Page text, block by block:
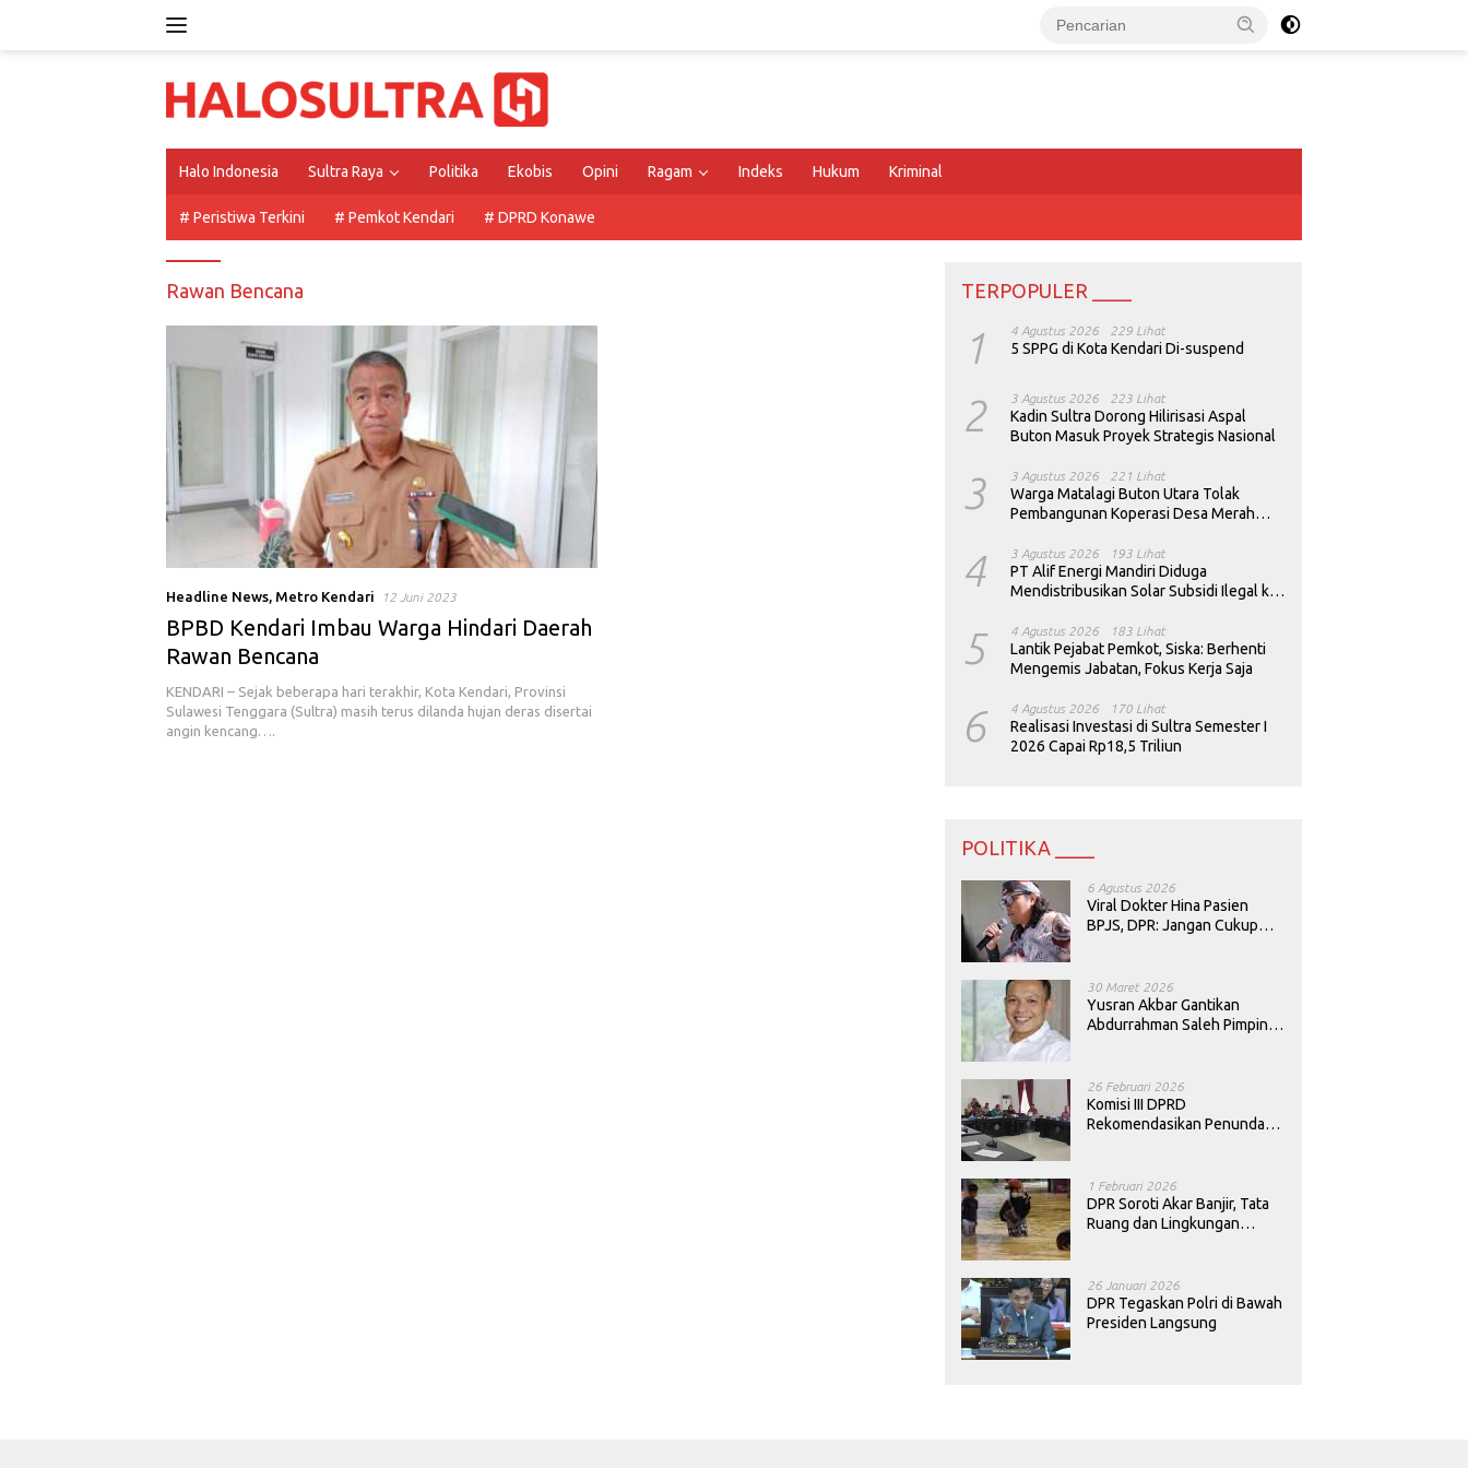
Halo Indonesia Sultra Raya Politika Ekobis Opini Ragam Indeks Hukum Kriminal
# Peristiwa Terkini # Pemkot Kendari # DPRD Konawe
Rawan Bencana
Headline News, Metro Kendari 12 Juni 2023
BPBD Kendari Imbau Warga Hindari Daerah
Rawan Bencana
KENDARI – Sejak beberapa hari terakhir, Kota Kendari, Provinsi
Sulawesi Tenggara (Sultra) masih terus dilanda hujan deras disertai
angin kencang….
TERPOPULER ____
1 4 Agustus 2026 229 Lihat
5 SPPG di Kota Kendari Di-suspend
2 3 Agustus 2026 223 Lihat
Kadin Sultra Dorong Hilirisasi Aspal
Buton Masuk Proyek Strategis Nasional
3 3 Agustus 2026 221 Lihat
Warga Matalagi Buton Utara Tolak
Pembangunan Koperasi Desa Merah
4 3 Agustus 2026 193 Lihat
PT Alif Energi Mandiri Diduga
Mendistribusikan Solar Subsidi Ilegal ke
5 4 Agustus 2026 183 Lihat
Lantik Pejabat Pemkot, Siska: Berhenti
Mengemis Jabatan, Fokus Kerja Saja
6 4 Agustus 2026 170 Lihat
Realisasi Investasi di Sultra Semester I
2026 Capai Rp18,5 Triliun
POLITIKA ____
6 Agustus 2026
Viral Dokter Hina Pasien
BPJS, DPR: Jangan Cukup
30 Maret 2026
Yusran Akbar Gantikan
Abdurrahman Saleh Pimpin
26 Februari 2026
Komisi III DPRD
Rekomendasikan Penundaan
1 Februari 2026
DPR Soroti Akar Banjir, Tata
Ruang dan Lingkungan
26 Januari 2026
DPR Tegaskan Polri di Bawah
Presiden Langsung